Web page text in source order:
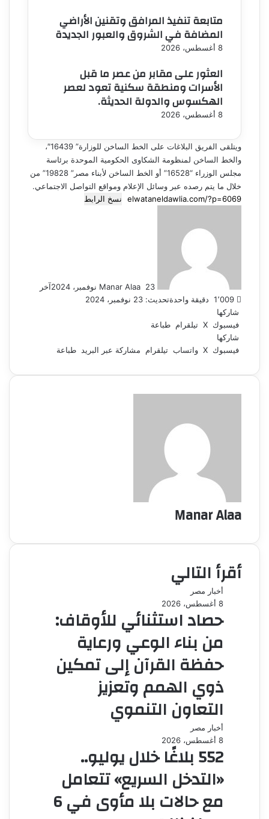
متابعة تنفيذ المرافق وتقنين الأراضي
المضافة في الشروق والعبور الجديدة
8 أغسطس، 2026
العثور على مقابر من عصر ما قبل
الأسرات ومنطقة سكنية تعود لعصر
الهكسوس والدولة الحديثة.
8 أغسطس، 2026
ويتلقى الفريق البلاغات على الخط الساخن للوزارة” 16439″،
والخط الساخن لمنظومة الشكاوى الحكومية الموحدة برئاسة
مجلس الوزراء “16528” أو الخط الساخن لأبناء مصر” 19828” من
خلال ما يتم رصده عبر وسائل الإعلام ومواقع التواصل الاجتماعي.
نسخ الرابط
Manar Alaa 23 نوفمبر، 2024
آخر
تحديث: 23 نوفمبر، 2024دقيقة واحدة
شاركها
فيسبوك ‫X تيلقرام طباعة
شاركها
فيسبوك ‫X واتساب تيلقرام مشاركة عبر البريد طباعة
Manar Alaa
أقرأ التالي
أخبار مصر
8 أغسطس، 2026
حصاد استثنائي للأوقاف:
من بناء الوعي ورعاية
حفظة القرآن إلى تمكين
ذوي الهمم وتعزيز
التعاون التنموي
أخبار مصر
8 أغسطس، 2026
552 بلاغًا خلال يوليو..
«التدخل السريع» تتعامل
مع حالات بلا مأوى في 6